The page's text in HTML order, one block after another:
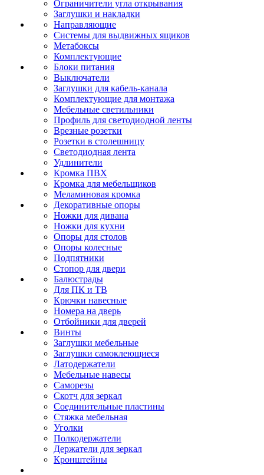
Ограничители угла открывания
Заглушки и накладки
Направляющие
Системы для выдвижных ящиков
Метабоксы
Комплектующие
Блоки питания
Выключатели
Заглушки для кабель-канала
Комплектующие для монтажа
Мебельные светильники
Профиль для светодиодной ленты
Врезные розетки
Розетки в столешницу
Светодиодная лента
Удлинители
Кромка ПВХ
Кромка для мебельщиков
Меламиновая кромка
Декоративные опоры
Ножки для дивана
Ножки для кухни
Опоры для столов
Опоры колесные
Подпятники
Стопор для двери
Балюстрады
Для ПК и ТВ
Крючки навесные
Номера на дверь
Отбойники для дверей
Винты
Заглушки мебельные
Заглушки самоклеющиеся
Латодержатели
Мебельные навесы
Саморезы
Скотч для зеркал
Соединительные пластины
Стяжка мебельная
Уголки
Полкодержатели
Держатели для зеркал
Кронштейны